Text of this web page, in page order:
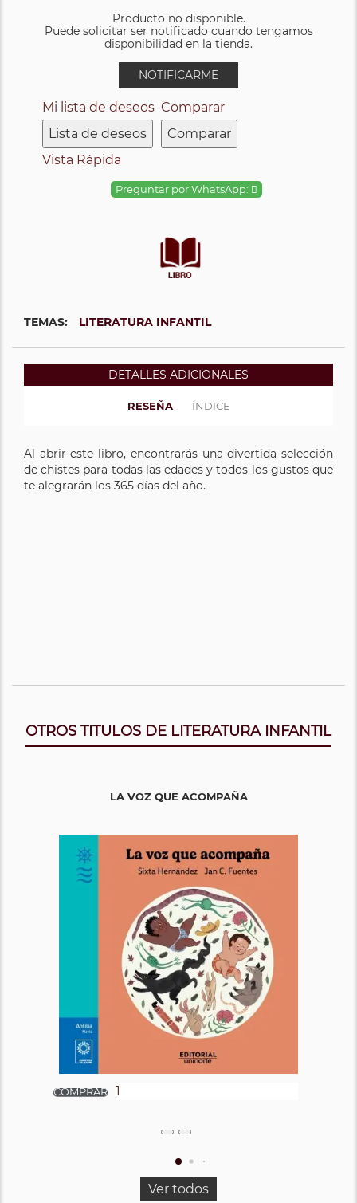
Producto no disponible.
Puede solicitar ser notificado cuando tengamos
disponibilidad en la tienda.
NOTIFICARME
Mi lista de deseos
Lista de deseos
Comparar
Comparar
Vista Rápida
Preguntar por WhatsApp:
TEMAS: LITERATURA INFANTIL
DETALLES ADICIONALES
RESEÑA ÍNDICE
Al abrir este libro, encontrarás una divertida selección
de chistes para todas las edades y todos los gustos que
te alegrarán los 365 días del año.
OTROS TITULOS DE LITERATURA INFANTIL
LA VOZ QUE ACOMPAÑA
Ver todos